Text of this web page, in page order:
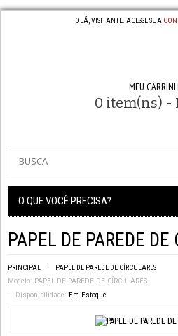
OLÁ, VISITANTE. ACESSE SUA
MEU
0 item(ns) -
O QUE VOCÊ PRECISA?
PAPEL DE PAREDE DE
PRINCIPAL PAPEL DE PAREDE DE CÍRCULARES
Modelo: PAPEL DE PAREDE DE CÍRCULARES
Disponibilidade: Em Estoque